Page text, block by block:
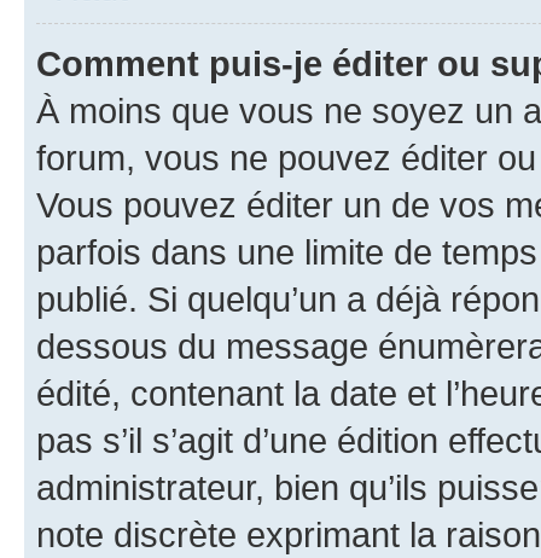
Comment puis-je éditer ou
À moins que vous ne soyez un
forum, vous ne pouvez éditer
Vous pouvez éditer un de vos
parfois dans une limite de
publié. Si quelqu’un a déjà
dessous du message
édité, contenant la date et
pas s’il s’agit d’une édition
administrateur, bien qu’ils
note discrète exprimant la